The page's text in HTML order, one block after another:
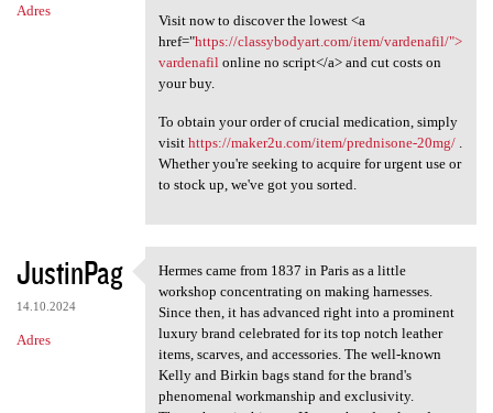
Adres
Visit now to discover the lowest <a
href="https://classybodyart.com/item/vardenafil/">
vardenafilonline no script</a> and cut costs on
your buy.
To obtain your order of crucial medication, simply
visit https://maker2u.com/item/prednisone-20mg/.
Whether you're seeking to acquire for urgent use or
to stock up, we've got you sorted.
JustinPag
14.10.2024
Adres
Hermes came from 1837 in
Hermes came from 1837 in Paris as a little
workshop concentrating on making harnesses.
Since then, it has advanced right into a prominent
luxury brand celebrated for its top notch leather
items, scarves, and accessories. The well-known
Kelly and Birkin bags stand for the brand's
phenomenal workmanship and exclusivity.